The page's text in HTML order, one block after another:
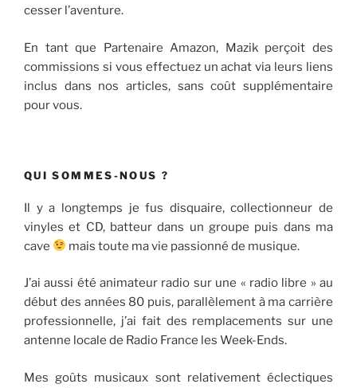
cesser l’aventure.
En tant que Partenaire Amazon, Mazik perçoit des
commissions si vous effectuez un achat via leurs liens
inclus dans nos articles, sans coût supplémentaire
pour vous.
QUI SOMMES-NOUS ?
Il y a longtemps je fus disquaire, collectionneur de
vinyles et CD, batteur dans un groupe puis dans ma
cave
mais toute ma vie passionné de musique.
J’ai aussi été animateur radio sur une « radio libre » au
début des années 80 puis, parallèlement à ma carrière
professionnelle, j’ai fait des remplacements sur une
antenne locale de Radio France les Week-Ends.
Mes goûts musicaux sont relativement éclectiques